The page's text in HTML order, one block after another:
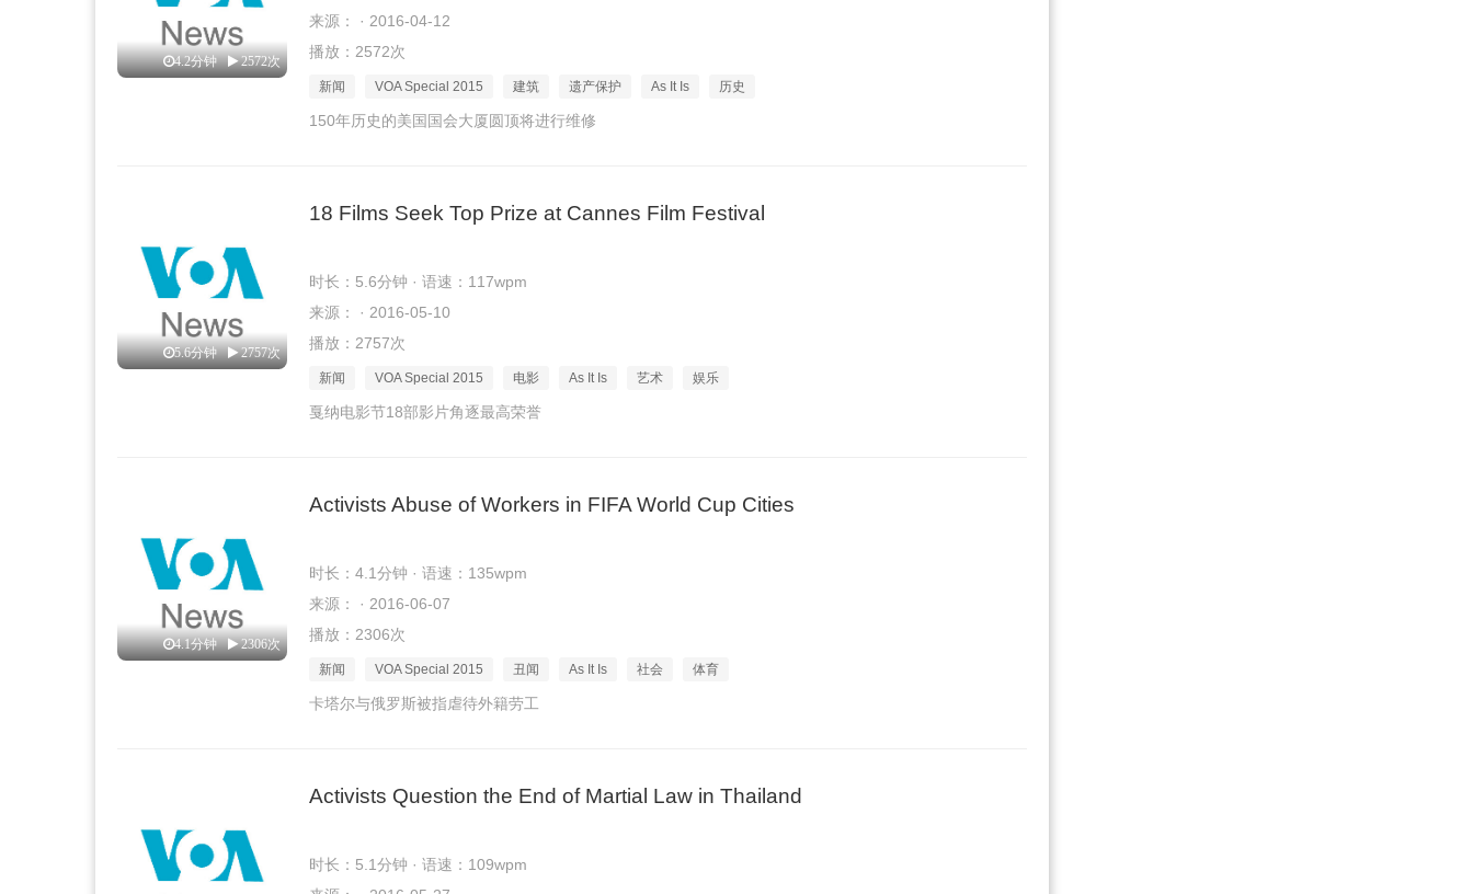
4.2分钟 2572次
来源： · 2016-04-12
播放：2572次
新闻 VOA Special 2015 建筑 遗产保护 As It Is 历史
150年历史的美国国会大厦圆顶将进行维修
5.6分钟 2757次
18 Films Seek Top Prize at Cannes Film Festival
时长：5.6分钟 · 语速：117wpm
来源： · 2016-05-10
播放：2757次
新闻 VOA Special 2015 电影 As It Is 艺术 娱乐
戛纳电影节18部影片角逐最高荣誉
4.1分钟 2306次
Activists Abuse of Workers in FIFA World Cup Cities
时长：4.1分钟 · 语速：135wpm
来源： · 2016-06-07
播放：2306次
新闻 VOA Special 2015 丑闻 As It Is 社会 体育
卡塔尔与俄罗斯被指虐待外籍劳工
Activists Question the End of Martial Law in Thailand
时长：5.1分钟 · 语速：109wpm